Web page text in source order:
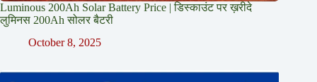
Luminous 200Ah Solar Battery Price​ | डिस्काउंट पर ख़रीदे
लुमिनस 200Ah सोलर बैटरी
October 8, 2025